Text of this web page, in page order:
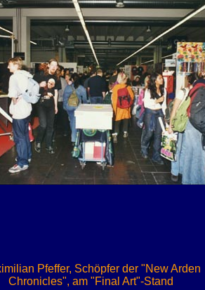
Pfeffer, Schöpfer der "New Arden
Chronicles", am "Final Art"-Stand